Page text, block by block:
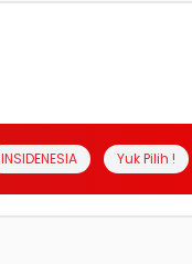
INSIDENESIA Yuk Pilih !